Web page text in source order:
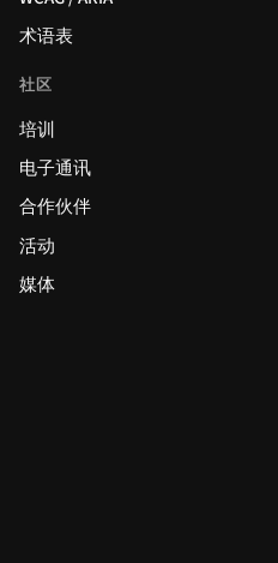
术语表
社区
培训
电子通讯
合作伙伴
活动
媒体